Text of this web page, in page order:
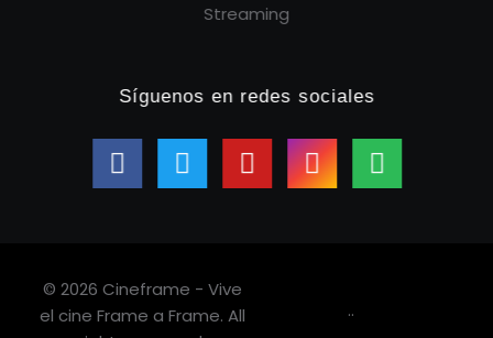
Streaming
Síguenos en redes sociales
© 2026 Cineframe - Vive
el cine Frame a Frame. All
..